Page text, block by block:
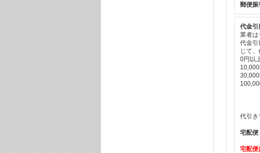
郵便振
代金引
業者は
代金引
じて
0円以
代引き
宅配便
宅配便